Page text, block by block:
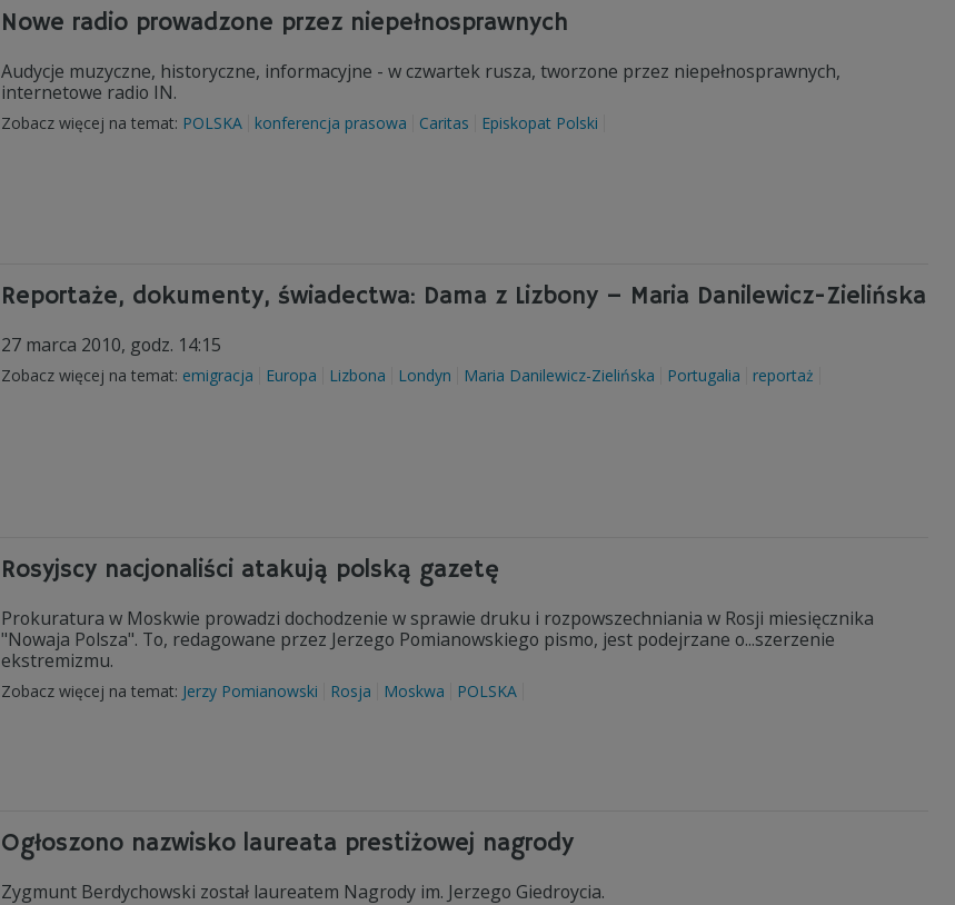
Nowe radio prowadzone przez niepełnosprawnych
Audycje muzyczne, historyczne, informacyjne - w czwartek rusza, tworzone przez niepełnosprawnych,
internetowe radio IN.
Zobacz więcej na temat: POLSKA konferencja prasowa Caritas Episkopat Polski
Reportaże, dokumenty, świadectwa: Dama z Lizbony – Maria Danilewicz-Zielińska
27 marca 2010, godz. 14:15
Zobacz więcej na temat: emigracja Europa Lizbona Londyn Maria Danilewicz-Zielińska Portugalia reportaż
Rosyjscy nacjonaliści atakują polską gazetę
Prokuratura w Moskwie prowadzi dochodzenie w sprawie druku i rozpowszechniania w Rosji miesięcznika
"Nowaja Polsza". To, redagowane przez Jerzego Pomianowskiego pismo, jest podejrzane o...szerzenie
ekstremizmu.
Zobacz więcej na temat: Jerzy Pomianowski Rosja Moskwa POLSKA
Ogłoszono nazwisko laureata prestiżowej nagrody
Zygmunt Berdychowski został laureatem Nagrody im. Jerzego Giedroycia.